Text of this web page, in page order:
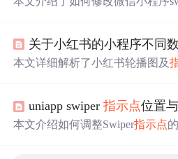
自定义效果。
本文详细解析了小红书轮播图及
uniapp swiper指示点位置
本文介绍如何调整Swiper指示点